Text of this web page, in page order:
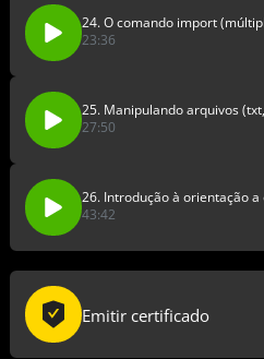
24. O comando import
23:36
25. Manipulando arquivos (txt,
27:50
26. Introdução à orientação a
43:42
Emitir certificado